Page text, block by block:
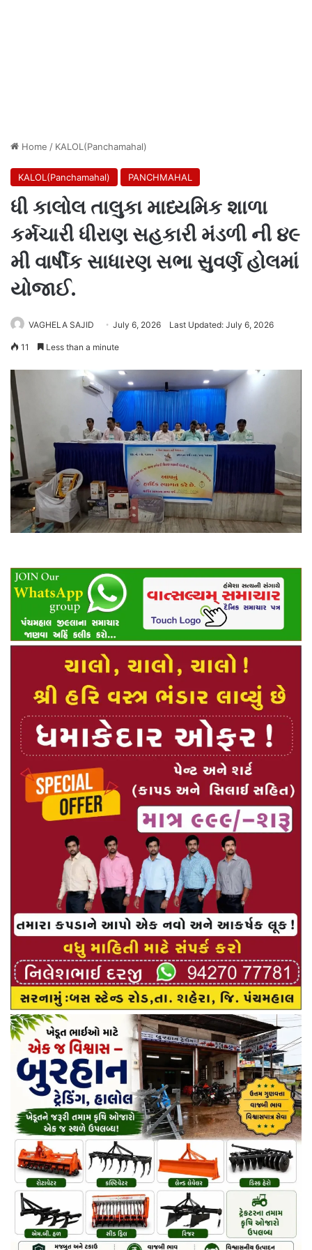
Home / KALOL(Panchamahal)
KALOL(Panchamahal) PANCHMAHAL
ધી કાલોલ તાલુકા માધ્યમિક શાળા
કર્મચારી ધીરાણ સહકારી મંડળી ની ૪૯
મી વાર્ષીક સાધારણ સભા સુવર્ણ હોલમાં
યોજાઈ.
VAGHELA SAJID July 6, 2026 Last Updated: July 6, 2026
11 Less than a minute